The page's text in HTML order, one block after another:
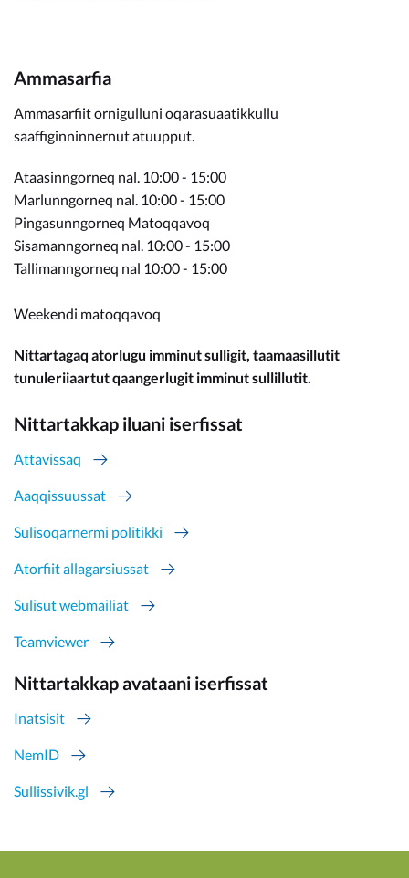
Ammasarfia
Ammasarfiit ornigulluni oqarasuaatikkullu
saaffiginninnernut atuupput.
Ataasinngorneq nal. 10:00 - 15:00
Marlunngorneq nal. 10:00 - 15:00
Pingasunngorneq Matoqqavoq
Sisamanngorneq nal. 10:00 - 15:00
Tallimanngorneq nal 10:00 - 15:00
Weekendi matoqqavoq
Nittartagaq atorlugu imminut sulligit, taamaasillutit
tunuleriiaartut qaangerlugit imminut sullillutit.
Nittartakkap iluani iserfissat
Attavissaq
Aaqqissuussat
Sulisoqarnermi politikki
Atorfiit allagarsiussat
Sulisut webmailiat
Teamviewer
Nittartakkap avataani iserfissat
Inatsisit
NemID
Sullissivik.gl